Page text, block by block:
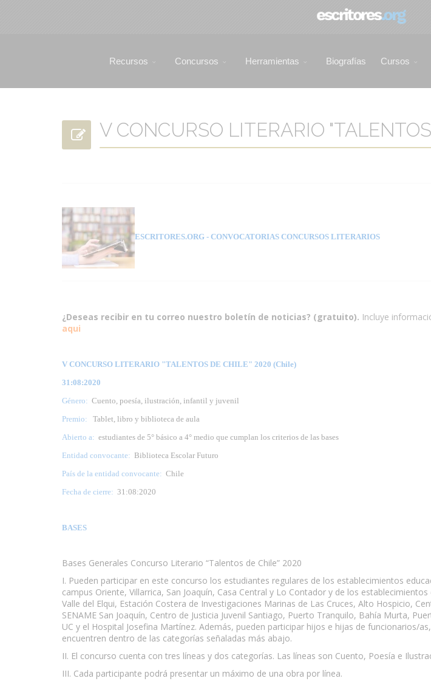
Recursos Concursos Herramientas Biografías Cursos
V CONCURSO LITERARIO
ESCRITORES.ORG - CONVOCATORIAS CONCURSOS LITERARIOS
¿Deseas recibir en tu correo nuestro boletín de noticias? (gratuito). Incluye
aqui
V CONCURSO LITERARIO "TALENTOS DE CHILE" 2020 (Chile)
31:08:2020
Género: Cuento, poesía, ilustración, infantil y juvenil
Premio:
Tablet, libro y biblioteca de aula
Abierto a: estudiantes de 5° básico a 4° medio que cumplan los criterios de las bases
Entidad convocante: Biblioteca Escolar Futuro
País de la entidad convocante: Chile
Fecha de cierre: 31:08:2020
BASES
Bases Generales Concurso Literario “Talentos de Chile” 2020
I. Pueden participar en este concurso los estudiantes regulares de los establecimientos
campus Oriente, Villarrica, San Joaquín, Casa Central y Lo Contador y de los
Valle del Elqui, Estación Costera de Investigaciones Marinas de Las Cruces, Alto Hospicio,
SENAME San Joaquín, Centro de Justicia Juvenil Santiago, Puerto Tranquilo, Bahía Murta,
UC y el Hospital Josefina Martínez. Además, pueden participar hijos e hijas de funcionarios/
encuentren dentro de las categorías señaladas más abajo.
II. El concurso cuenta con tres líneas y dos categorías. Las líneas son Cuento, Poesía e
III. Cada participante podrá presentar un máximo de una obra por línea.